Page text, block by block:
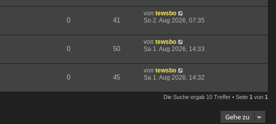
0 41
von tewsbo
So 2. Aug 2026, 07:35
0 50
von tewsbo
Sa 1. Aug 2026, 14:33
0 45
von tewsbo
Sa 1. Aug 2026, 14:32
Die Suche ergab 10 Treffer • Seite 1 von 1
Gehe zu